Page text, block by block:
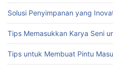
Solusi Penyimpanan yang
Tips Memasukkan Karya Seni
Tips untuk Membuat Pintu